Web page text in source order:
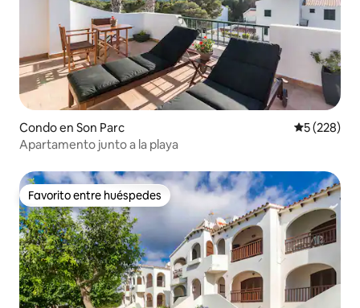
Condo en Son Parc
5 (228)
Apartamento junto a la playa
Favorito entre huéspedes
Favorito entre huéspedes